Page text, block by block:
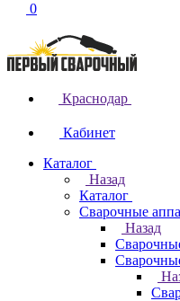
0
Краснодар
Кабинет
Каталог
Назад
Каталог
Сварочные
Назад